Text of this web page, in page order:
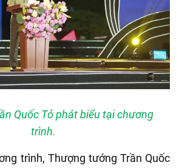
Quốc Tỏ phát biểu tại chương
trình.
trình, Thượng tướng Trần Quốc